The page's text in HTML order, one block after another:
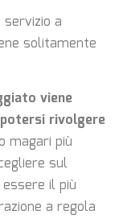
a
solitamente
viene
rivolgere
magari più
sul
il più
a regola